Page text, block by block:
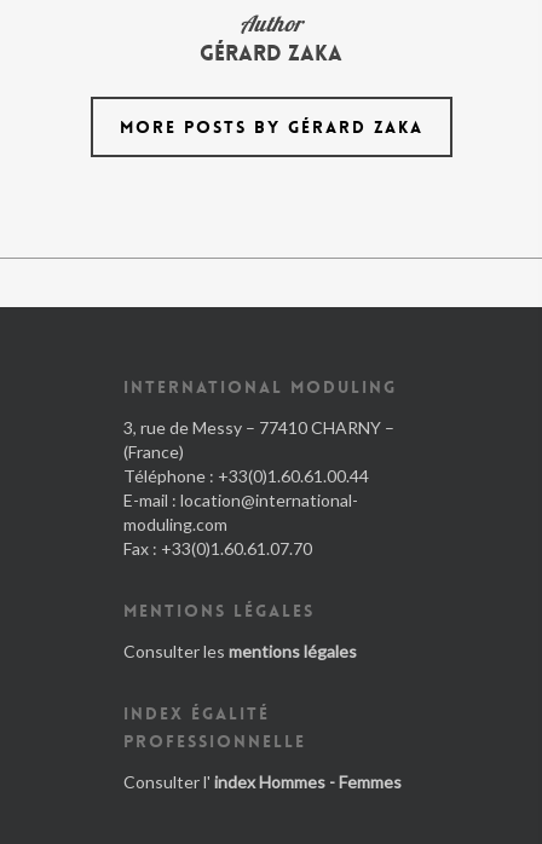
Author
Gérard Zaka
MORE POSTS BY GÉRARD ZAKA
INTERNATIONAL MODULING
3, rue de Messy – 77410 CHARNY –
(France)
Téléphone : +33(0)1.60.61.00.44
E-mail : location@international-
moduling.com
Fax : +33(0)1.60.61.07.70
MENTIONS LÉGALES
Consulter les mentions légales
INDEX ÉGALITÉ
PROFESSIONNELLE
Consulter l' index Hommes - Femmes